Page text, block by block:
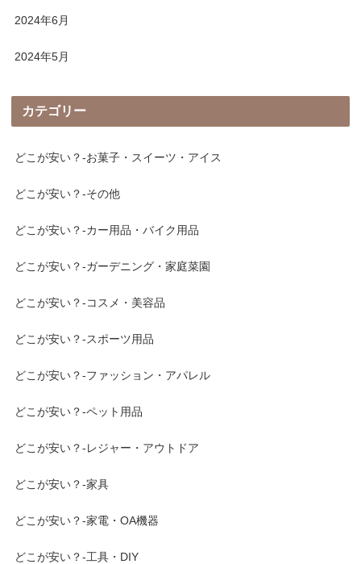
2024年6月
2024年5月
カテゴリー
どこが安い？-お菓子・スイーツ・アイス
どこが安い？-その他
どこが安い？-カー用品・バイク用品
どこが安い？-ガーデニング・家庭菜園
どこが安い？-コスメ・美容品
どこが安い？-スポーツ用品
どこが安い？-ファッション・アパレル
どこが安い？-ペット用品
どこが安い？-レジャー・アウトドア
どこが安い？-家具
どこが安い？-家電・OA機器
どこが安い？-工具・DIY